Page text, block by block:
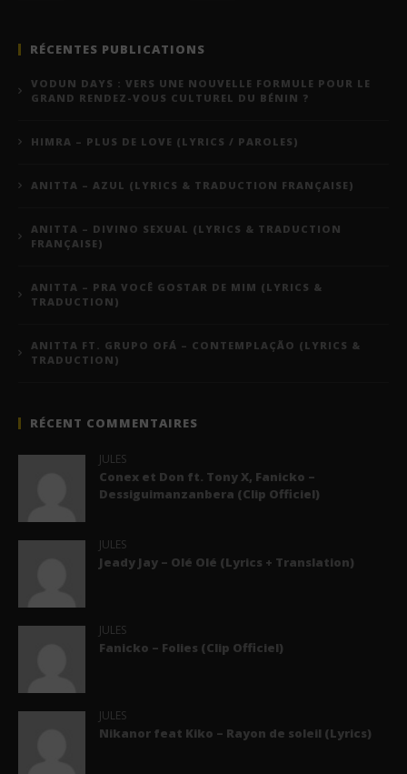
RÉCENTES PUBLICATIONS
VODUN DAYS : VERS UNE NOUVELLE FORMULE POUR LE
GRAND RENDEZ-VOUS CULTUREL DU BÉNIN ?
HIMRA – PLUS DE LOVE (LYRICS / PAROLES)
ANITTA – AZUL (LYRICS & TRADUCTION FRANÇAISE)
ANITTA – DIVINO SEXUAL (LYRICS & TRADUCTION
FRANÇAISE)
ANITTA – PRA VOCÊ GOSTAR DE MIM (LYRICS &
TRADUCTION)
ANITTA FT. GRUPO OFÁ – CONTEMPLAÇÃO (LYRICS &
TRADUCTION)
RÉCENT COMMENTAIRES
JULES
Conex et Don ft. Tony X, Fanicko –
Dessiguimanzanbera (Clip Officiel)
JULES
Jeady Jay – Olé Olé (Lyrics + Translation)
JULES
Fanicko – Folies (Clip Officiel)
JULES
Nikanor feat Kiko – Rayon de soleil (Lyrics)